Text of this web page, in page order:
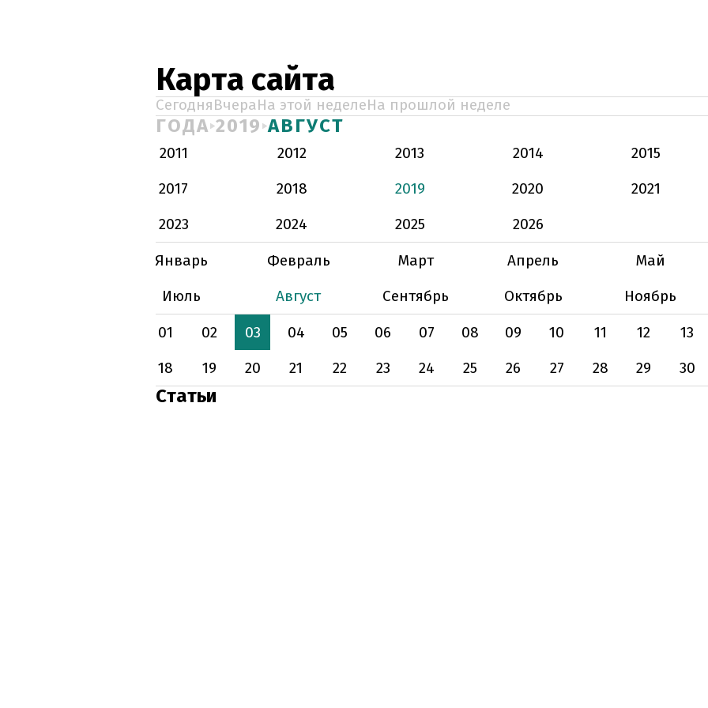
Карта сайта
СегодняВчераНа этой неделеНа прошлой неделе
ГОДА 2019 АВГУСТ
2011 2012 2013 2014
2015
2017
2018 2019 2020
2021
2023
2024 2025
2026
Январь
Февраль Март Апрель
Май
Июль
Август Сентябрь Октябрь
Ноябрь
01
02 03 04 05 06 07 08 09 10 11 12
13
18
19 20 21 22 23 24 25 26 27 28 29 30
Статьи